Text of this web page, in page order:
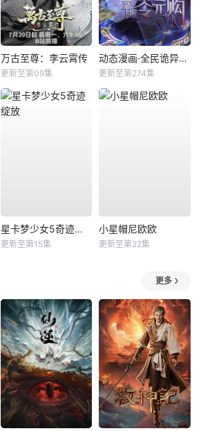
万古至尊：李云霄传
更新至第09集
动态漫画·全民诡异：开局掌握零元购
更新至第274集
星卡梦少女5奇迹绽放
更新至第15集
小星帽尼欧欧
更新至第22集
更多